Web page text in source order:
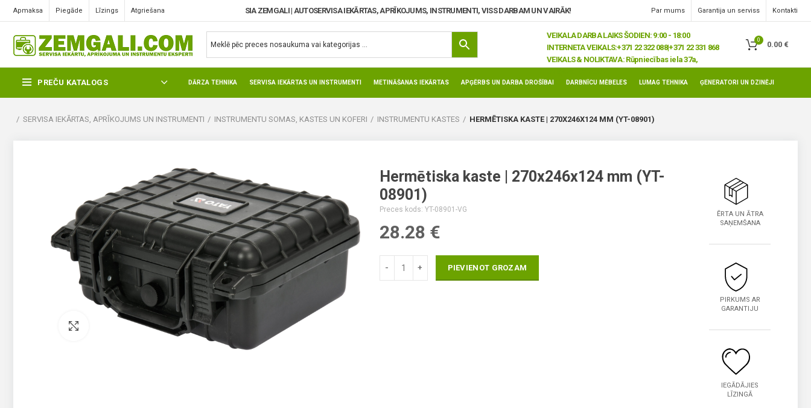
Apmaksa Piegāde Līzings Atgriešana SIA ZEMGALI | AUTOSERVISA IEKĀRTAS, APRĪKOJUMS, INSTRUMENTI, VISS DARBAM UN VAIRĀK! Par mums Garantija un serviss Kontakti
VEIKALA DARBA LAIKS ŠODIEN: 9:00 - 18:00
INTERNETA VEIKALS:+371 22 322 088|+371 22 331 868
VEIKALS & NOLIKTAVA: Rūpniecības iela 37a,
0
0.00 €
PREČU KATALOGS DĀRZA TEHNIKA SERVISA IEKĀRTAS UN INSTRUMENTI METINĀŠANAS IEKĀRTAS APĢĒRBS UN DARBA DROŠĪBAI DARBNĪCU MĒBELES LUMAG TEHNIKA ĢENERATORI UN DZINĒJI
SERVISA IEKĀRTAS, APRĪKOJUMS UN INSTRUMENTI INSTRUMENTU SOMAS, KASTES UN KOFERI INSTRUMENTU KASTES HERMĒTISKA KASTE | 270X246X124 MM (YT-08901)
Hermētiska kaste | 270x246x124 mm (YT-
08901)
Preces kods: YT-08901-VG
28.28 €
PIEVIENOT GROZAM
ĒRTA UN ĀTRA
SAŅEMŠANA
PIRKUMS AR
GARANTIJU
IEGĀDĀJIES
LĪZINGĀ